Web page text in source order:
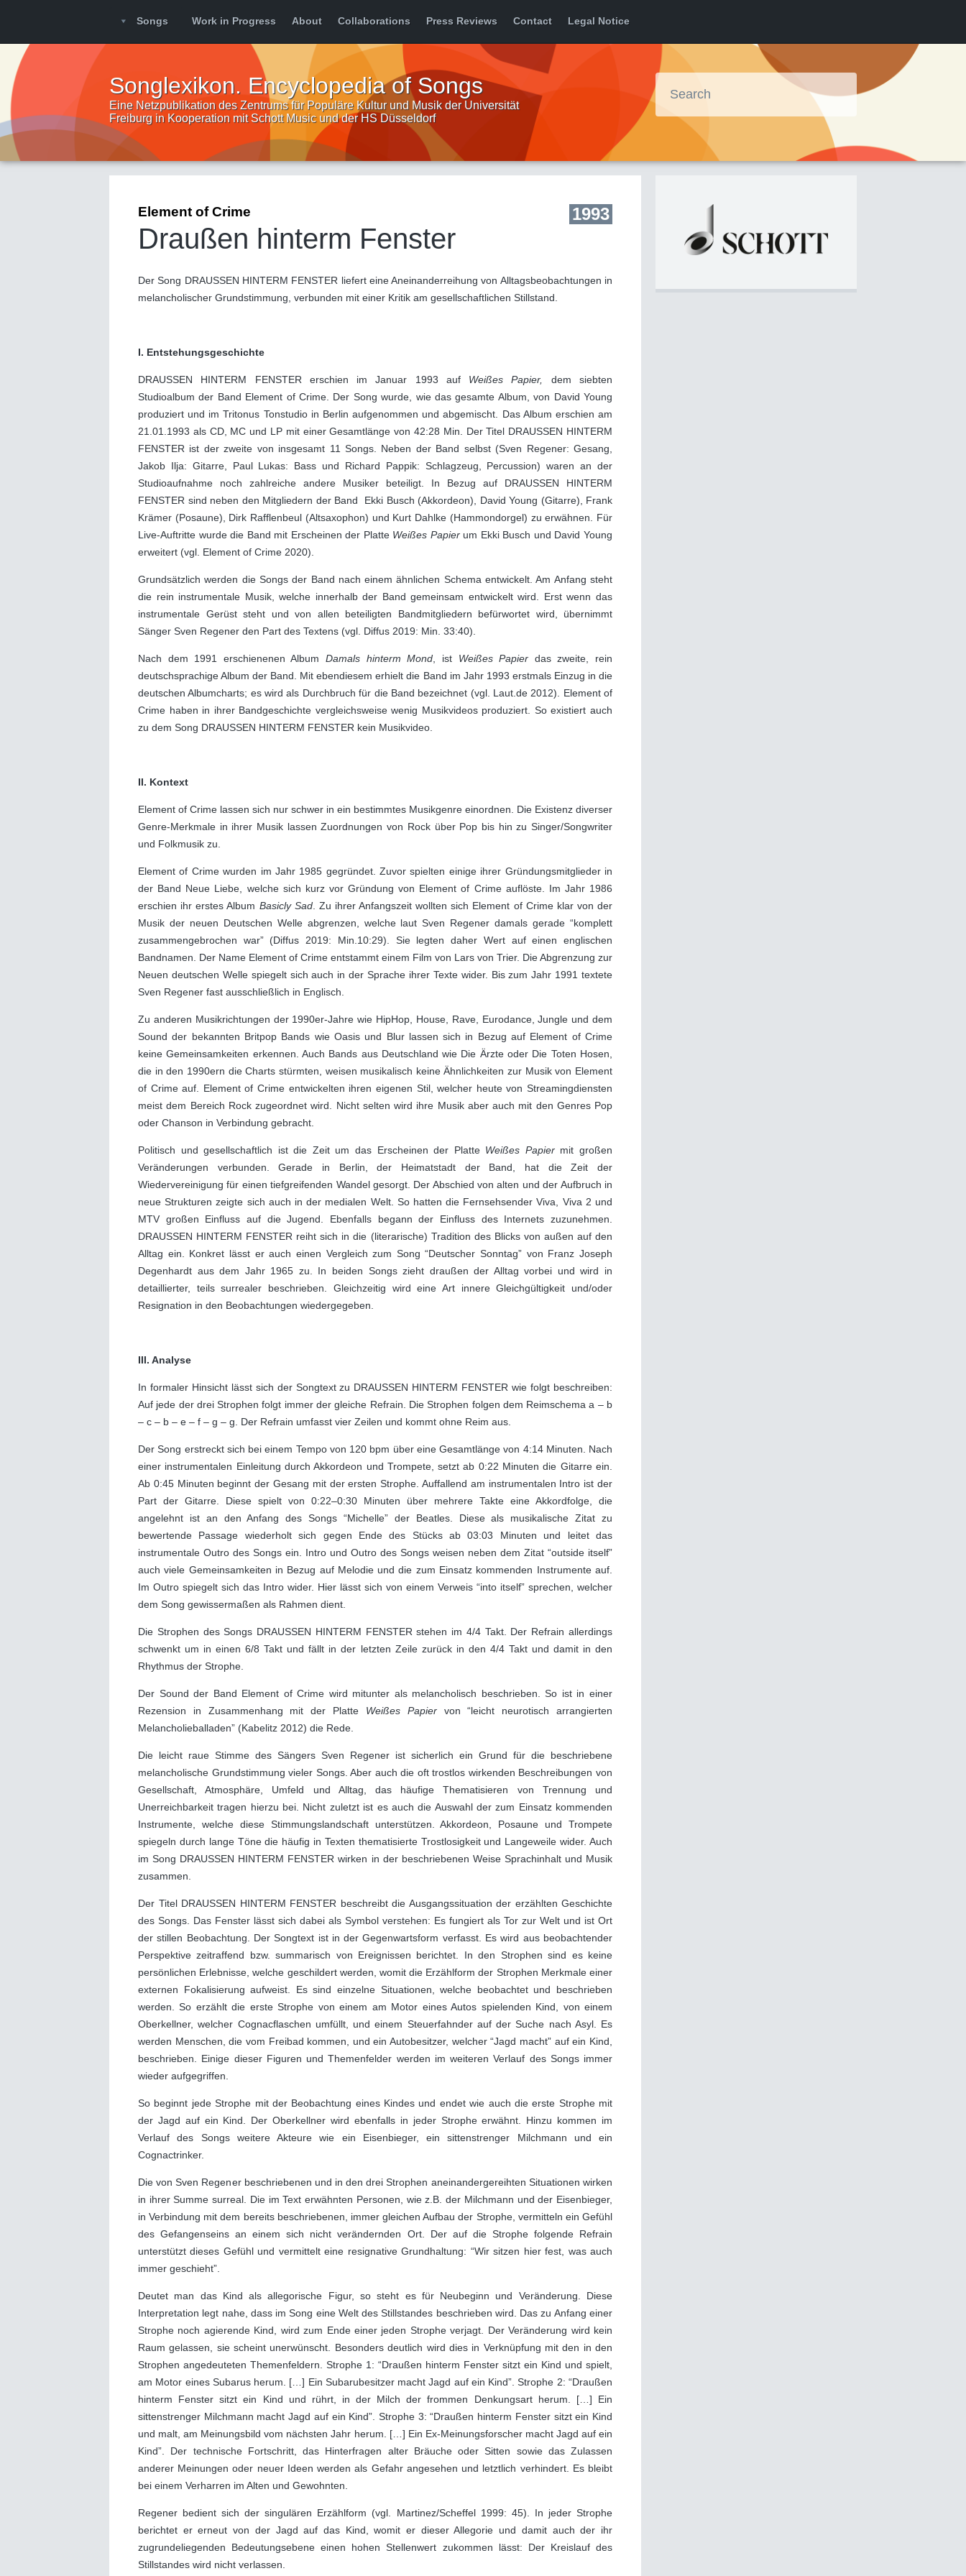
Songs Work in Progress About Collaborations Press Reviews Contact Legal Notice
Songlexikon. Encyclopedia of Songs
Eine Netzpublikation des Zentrums für Populäre Kultur und Musik der Universität
Freiburg in Kooperation mit Schott Music und der HS Düsseldorf
1993
Element of Crime
Draußen hinterm Fenster
Der Song DRAUSSEN HINTERM FENSTER liefert eine Aneinanderreihung von Alltagsbeobachtungen in
melancholischer Grundstimmung, verbunden mit einer Kritik am gesellschaftlichen Stillstand.
I. Entstehungsgeschichte
DRAUSSEN HINTERM FENSTER erschien im Januar 1993 auf Weißes Papier,
dem siebten
Studioalbum der Band Element of Crime. Der Song wurde, wie das gesamte Album, von David Young
produziert und im Tritonus Tonstudio in Berlin aufgenommen und abgemischt. Das Album erschien am
21.01.1993 als CD, MC und LP mit einer Gesamtlänge von 42:28 Min. Der Titel DRAUSSEN HINTERM
FENSTER ist der zweite von insgesamt 11 Songs. Neben der Band selbst (Sven Regener: Gesang,
Jakob Ilja: Gitarre, Paul Lukas: Bass und Richard Pappik: Schlagzeug, Percussion) waren an der
Studioaufnahme noch zahlreiche andere Musiker beteiligt. In Bezug auf DRAUSSEN HINTERM
FENSTER sind neben den Mitgliedern der Band Ekki Busch (Akkordeon), David Young (Gitarre), Frank
Krämer (Posaune), Dirk Rafflenbeul (Altsaxophon) und Kurt Dahlke (Hammondorgel) zu erwähnen. Für
Live-Auftritte wurde die Band mit Erscheinen der Platte Weißes Papierum Ekki Busch und David Young
erweitert (vgl. Element of Crime 2020).
Grundsätzlich werden die Songs der Band nach einem ähnlichen Schema entwickelt. Am Anfang steht
die rein instrumentale Musik, welche innerhalb der Band gemeinsam entwickelt wird. Erst wenn das
instrumentale Gerüst steht und von allen beteiligten Bandmitgliedern befürwortet wird, übernimmt
Sänger Sven Regener den Part des Textens (vgl. Diffus 2019: Min. 33:40).
Nach dem 1991 erschienenen AlbumDamals hinterm Mond , ist Weißes Papier das zweite, rein
deutschsprachige Album der Band. Mit ebendiesem erhielt die Band im Jahr 1993 erstmals Einzug in die
deutschen Albumcharts; es wird als Durchbruch für die Band bezeichnet (vgl. Laut.de 2012). Element of
Crime haben in ihrer Bandgeschichte vergleichsweise wenig Musikvideos produziert. So existiert auch
zu dem Song DRAUSSEN HINTERM FENSTER kein Musikvideo.
II. Kontext
Element of Crime lassen sich nur schwer in ein bestimmtes Musikgenre einordnen. Die Existenz diverser
Genre-Merkmale in ihrer Musik lassen Zuordnungen von Rock über Pop bis hin zu Singer/Songwriter
und Folkmusik zu.
Element of Crime wurden im Jahr 1985 gegründet. Zuvor spielten einige ihrer Gründungsmitglieder in
der Band Neue Liebe, welche sich kurz vor Gründung von Element of Crime auflöste. Im Jahr 1986
erschien ihr erstes Album Basicly Sad. Zu ihrer Anfangszeit wollten sich Element of Crime klar von der
Musik der neuen Deutschen Welle abgrenzen, welche laut Sven Regener damals gerade “komplett
zusammengebrochen war” (Diffus 2019: Min.10:29). Sie legten daher Wert auf einen englischen
Bandnamen. Der Name Element of Crime entstammt einem Film von Lars von Trier. Die Abgrenzung zur
Neuen deutschen Welle spiegelt sich auch in der Sprache ihrer Texte wider. Bis zum Jahr 1991 textete
Sven Regener fast ausschließlich in Englisch.
Zu anderen Musikrichtungen der 1990er-Jahre wie HipHop, House, Rave, Eurodance, Jungle und dem
Sound der bekannten Britpop Bands wie Oasis und Blur lassen sich in Bezug auf Element of Crime
keine Gemeinsamkeiten erkennen. Auch Bands aus Deutschland wie Die Ärzte oder Die Toten Hosen,
die in den 1990ern die Charts stürmten, weisen musikalisch keine Ähnlichkeiten zur Musik von Element
of Crime auf. Element of Crime entwickelten ihren eigenen Stil, welcher heute von Streamingdiensten
meist dem Bereich Rock zugeordnet wird. Nicht selten wird ihre Musik aber auch mit den Genres Pop
oder Chanson in Verbindung gebracht.
Politisch und gesellschaftlich ist die Zeit um das Erscheinen der Platte Weißes Papiermit großen
Veränderungen verbunden. Gerade in Berlin, der Heimatstadt der Band, hat die Zeit der
Wiedervereinigung für einen tiefgreifenden Wandel gesorgt. Der Abschied von alten und der Aufbruch in
neue Strukturen zeigte sich auch in der medialen Welt. So hatten die Fernsehsender Viva, Viva 2 und
MTV großen Einfluss auf die Jugend. Ebenfalls begann der Einfluss des Internets zuzunehmen.
DRAUSSEN HINTERM FENSTER reiht sich in die (literarische) Tradition des Blicks von außen auf den
Alltag ein. Konkret lässt er auch einen Vergleich zum Song “Deutscher Sonntag” von Franz Joseph
Degenhardt aus dem Jahr 1965 zu. In beiden Songs zieht draußen der Alltag vorbei und wird in
detaillierter, teils surrealer beschrieben. Gleichzeitig wird eine Art innere Gleichgültigkeit und/oder
Resignation in den Beobachtungen wiedergegeben.
III. Analyse
In formaler Hinsicht lässt sich der Songtext zu DRAUSSEN HINTERM FENSTER wie folgt beschreiben:
Auf jede der drei Strophen folgt immer der gleiche Refrain. Die Strophen folgen dem Reimschema a – b
– c – b – e – f – g – g. Der Refrain umfasst vier Zeilen und kommt ohne Reim aus.
Der Song erstreckt sich bei einem Tempo von 120 bpm über eine Gesamtlänge von 4:14 Minuten. Nach
einer instrumentalen Einleitung durch Akkordeon und Trompete, setzt ab 0:22 Minuten die Gitarre ein.
Ab 0:45 Minuten beginnt der Gesang mit der ersten Strophe. Auffallend am instrumentalen Intro ist der
Part der Gitarre. Diese spielt von 0:22–0:30 Minuten über mehrere Takte eine Akkordfolge, die
angelehnt ist an den Anfang des Songs “Michelle” der Beatles. Diese als musikalische Zitat zu
bewertende Passage wiederholt sich gegen Ende des Stücks ab 03:03 Minuten und leitet das
instrumentale Outro des Songs ein. Intro und Outro des Songs weisen neben dem Zitat “outside itself”
auch viele Gemeinsamkeiten in Bezug auf Melodie und die zum Einsatz kommenden Instrumente auf.
Im Outro spiegelt sich das Intro wider. Hier lässt sich von einem Verweis “into itself” sprechen, welcher
dem Song gewissermaßen als Rahmen dient.
Die Strophen des Songs DRAUSSEN HINTERM FENSTER stehen im 4/4 Takt. Der Refrain allerdings
schwenkt um in einen 6/8 Takt und fällt in der letzten Zeile zurück in den 4/4 Takt und damit in den
Rhythmus der Strophe.
Der Sound der Band Element of Crime wird mitunter als melancholisch beschrieben. So ist in einer
Rezension in Zusammenhang mit der Platte Weißes Papiervon “leicht neurotisch arrangierten
Melancholieballaden” (Kabelitz 2012) die Rede.
Die leicht raue Stimme des Sängers Sven Regener ist sicherlich ein Grund für die beschriebene
melancholische Grundstimmung vieler Songs. Aber auch die oft trostlos wirkenden Beschreibungen von
Gesellschaft, Atmosphäre, Umfeld und Alltag, das häufige Thematisieren von Trennung und
Unerreichbarkeit tragen hierzu bei. Nicht zuletzt ist es auch die Auswahl der zum Einsatz kommenden
Instrumente, welche diese Stimmungslandschaft unterstützen. Akkordeon, Posaune und Trompete
spiegeln durch lange Töne die häufig in Texten thematisierte Trostlosigkeit und Langeweile wider. Auch
im Song DRAUSSEN HINTERM FENSTER wirken in der beschriebenen Weise Sprachinhalt und Musik
zusammen.
Der Titel DRAUSSEN HINTERM FENSTER beschreibt die Ausgangssituation der erzählten Geschichte
des Songs. Das Fenster lässt sich dabei als Symbol verstehen: Es fungiert als Tor zur Welt und ist Ort
der stillen Beobachtung. Der Songtext ist in der Gegenwartsform verfasst. Es wird aus beobachtender
Perspektive zeitraffend bzw. summarisch von Ereignissen berichtet. In den Strophen sind es keine
persönlichen Erlebnisse, welche geschildert werden, womit die Erzählform der Strophen Merkmale einer
externen Fokalisierung aufweist. Es sind einzelne Situationen, welche beobachtet und beschrieben
werden. So erzählt die erste Strophe von einem am Motor eines Autos spielenden Kind, von einem
Oberkellner, welcher Cognacflaschen umfüllt, und einem Steuerfahnder auf der Suche nach Asyl. Es
werden Menschen, die vom Freibad kommen, und ein Autobesitzer, welcher “Jagd macht” auf ein Kind,
beschrieben. Einige dieser Figuren und Themenfelder werden im weiteren Verlauf des Songs immer
wieder aufgegriffen.
So beginnt jede Strophe mit der Beobachtung eines Kindes und endet wie auch die erste Strophe mit
der Jagd auf ein Kind. Der Oberkellner wird ebenfalls in jeder Strophe erwähnt. Hinzu kommen im
Verlauf des Songs weitere Akteure wie ein Eisenbieger, ein sittenstrenger Milchmann und ein
Cognactrinker.
Die von Sven Regener beschriebenen und in den drei Strophen aneinandergereihten Situationen wirken
in ihrer Summe surreal. Die im Text erwähnten Personen, wie z.B. der Milchmann und der Eisenbieger,
in Verbindung mit dem bereits beschriebenen, immer gleichen Aufbau der Strophe, vermitteln ein Gefühl
des Gefangenseins an einem sich nicht verändernden Ort. Der auf die Strophe folgende Refrain
unterstützt dieses Gefühl und vermittelt eine resignative Grundhaltung: “Wir sitzen hier fest, was auch
immer geschieht”.
Deutet man das Kind als allegorische Figur, so steht es für Neubeginn und Veränderung. Diese
Interpretation legt nahe, dass im Song eine Welt des Stillstandes beschrieben wird. Das zu Anfang einer
Strophe noch agierende Kind, wird zum Ende einer jeden Strophe verjagt. Der Veränderung wird kein
Raum gelassen, sie scheint unerwünscht. Besonders deutlich wird dies in Verknüpfung mit den in den
Strophen angedeuteten Themenfeldern. Strophe 1: “Draußen hinterm Fenster sitzt ein Kind und spielt,
am Motor eines Subarus herum. […] Ein Subarubesitzer macht Jagd auf ein Kind”. Strophe 2: “Draußen
hinterm Fenster sitzt ein Kind und rührt, in der Milch der frommen Denkungsart herum. […] Ein
sittenstrenger Milchmann macht Jagd auf ein Kind”. Strophe 3: “Draußen hinterm Fenster sitzt ein Kind
und malt, am Meinungsbild vom nächsten Jahr herum. […] Ein Ex-Meinungsforscher macht Jagd auf ein
Kind”. Der technische Fortschritt, das Hinterfragen alter Bräuche oder Sitten sowie das Zulassen
anderer Meinungen oder neuer Ideen werden als Gefahr angesehen und letztlich verhindert. Es bleibt
bei einem Verharren im Alten und Gewohnten.
Regener bedient sich der singulären Erzählform (vgl. Martinez/Scheffel 1999: 45). In jeder Strophe
berichtet er erneut von der Jagd auf das Kind, womit er dieser Allegorie und damit auch der ihr
zugrundeliegenden Bedeutungsebene einen hohen Stellenwert zukommen lässt: Der Kreislauf des
Stillstandes wird nicht verlassen.